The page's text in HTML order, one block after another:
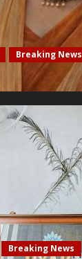
Breaking News
Breaking News